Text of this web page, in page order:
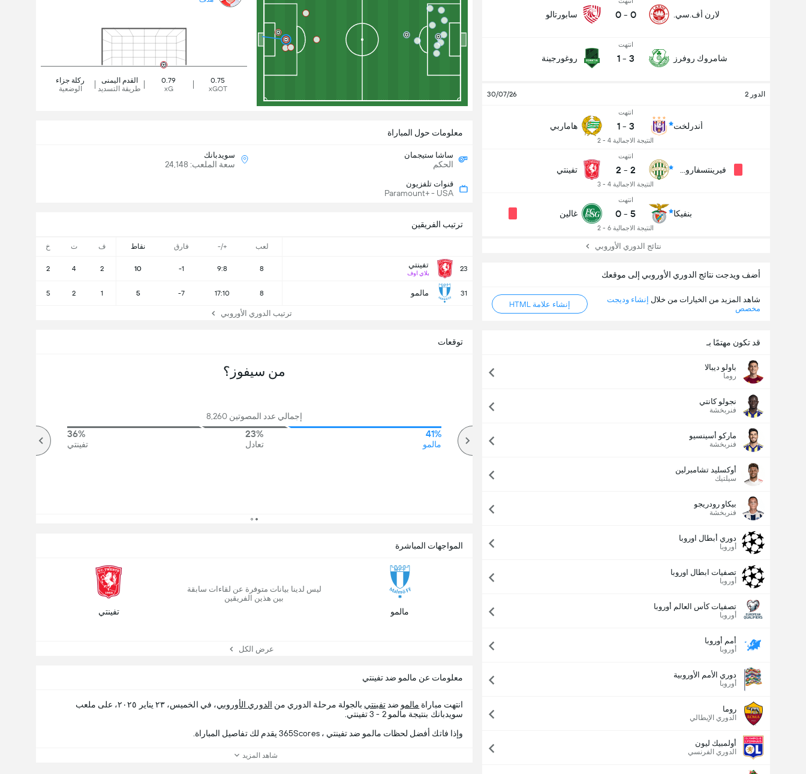
لارن أف.سي. 0
-
0 سابورتالو
شامروك روفرز
انتهت
3
-
1 روغورجينة
الدور 2 30/07/26
أندرلخت
انتهت
3
-
1
النتيجة الاجمالية 4 - 2
هاماربي
فيرينتسفاروشي
انتهت
2
-
2
النتيجة الاجمالية 4 - 3
تفينتي
بنفيكا
انتهت
5
-
0
النتيجة الاجمالية 6 - 2
غالين
نتائج الدوري الأوروبي
أضف ويدجت نتائج الدوري الأوروبي إلى موقعك
شاهد المزيد من الخيارات من خلال إنشاء وديجت
مخصص
إنشاء علامة HTML
قد تكون مهتمًا بـ
باولو ديبالا
روما
نجولو كانتي
فنربخشة
ماركو أسينسيو
فنربخشة
أوكسليد تشامبرلين
سيلتيك
بيكاو رودريجو
فنربخشة
دوري أبطال اوروبا
أوروبا
تصفيات ابطال اوروبا
أوروبا
تصفيات كأس العالم أوروبا
أوروبا
أمم أوروبا
أوروبا
دوري الأمم الأوروبية
أوروبا
روما
الدوري الإيطالي
أولمبيك ليون
الدوري الفرنسي
ركلة جزاء
الوضعية
القدم اليمنى
طريقة التسديد
0.79
xG
0.75
xGOT
معلومات حول المباراة
ساشا ستيجمان
الحكم
سويدبانك
سعة الملعب: 24,148
قنوات تلفزيون
Paramount+ - USA
ترتيب الفريقين
لعب +/- فارق نقاط ف ت خ
23 تفينتي
بلاي اوف
8
9:8
-1
10
2
4
2
31 مالمو 8
17:10
-7
5
1
2
5
ترتيب الدوري الأوروبي
توقعات
من سيفوز؟
إجمالي عدد المصوتين 8,260
41%
مالمو
23%
تعادل
36%
تفينتي
عدد الاهداف (2.5)
إجمالي عدد المصوتين 888
المواجهات المباشرة
مالمو
ليس لدينا بيانات متوفرة عن لقاءات سابقة
بين هذين الفريقين
تفينتي
عرض الكل
معلومات عن مالمو ضد تفينتي
انتهت مباراة مالمو ضدتفينتي بالجولة مرحلة الدوري من الدوري الأوروبي
، في الخميس، ٢٣ يناير ٢٠٢٥، على ملعب
سويدبانك بنتيجة مالمو 2 - 3 تفينتي.
وإذا فاتك أفضل لحظات مالمو ضد تفينتي ، 365Scores يقدم لك تفاصيل المباراة.
شاهد المزيد